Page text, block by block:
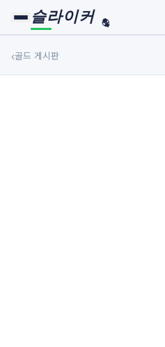
슬라이커 🏀
⚾
‹골드 게시판